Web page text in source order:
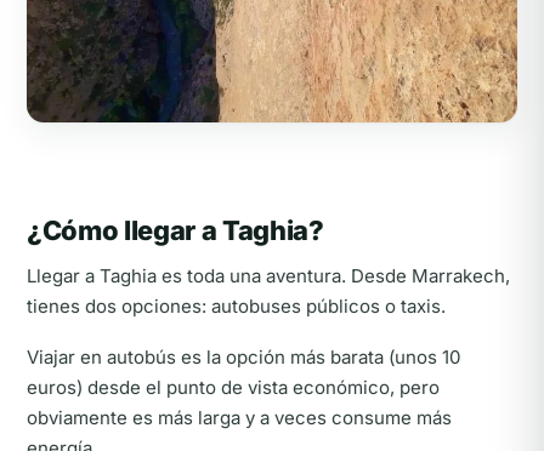
¿Cómo llegar a Taghia?
Llegar a Taghia es toda una aventura. Desde Marrakech,
tienes dos opciones: autobuses públicos o taxis.
Viajar en autobús es la opción más barata (unos 10
euros) desde el punto de vista económico, pero
obviamente es más larga y a veces consume más